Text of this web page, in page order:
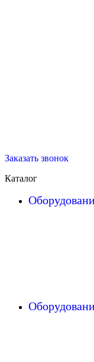
Заказать звонок
Каталог